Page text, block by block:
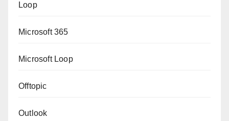
Loop
Microsoft 365
Microsoft Loop
Offtopic
Outlook